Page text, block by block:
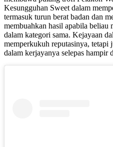
Kesungguhan Sweet dalam
termasuk turun berat badan dan
membuahkan hasil apabila beliau
dalam kategori sama. Kejayaan
memperkukuh reputasinya, tetapi
dalam kerjayanya selepas hampir